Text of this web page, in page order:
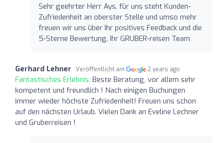
Sehr geehrter Herr Ays, für uns steht Kunden-
Zufriedenheit an oberster Stelle und umso mehr
freuen wir uns über Ihr positives Feedback und die
5-Sterne Bewertung. Ihr GRUBER-reisen Team
Gerhard Lehner Veröffentlicht am 2 years ago
Fantastisches Erlebnis: Beste Beratung, vor allem sehr
kompetent und freundlich ! Nach einigen Buchungen
immer wieder höchste Zufriedenheit! Freuen uns schon
auf den nächsten Urlaub. Vielen Dank an Eveline Lechner
und Gruberreisen !